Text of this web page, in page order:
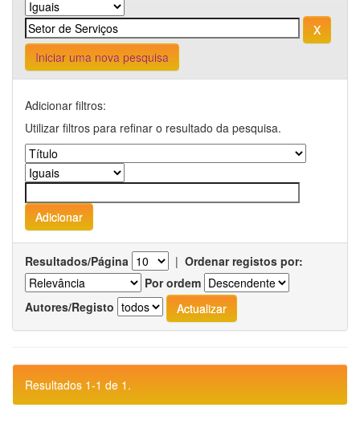
Iniciar uma nova pesquisa
Adicionar filtros:
Utilizar filtros para refinar o resultado da pesquisa.
Resultados/Página | Ordenar registos por:
Por ordem
Autores/Registo
Resultados 1-1 de 1.